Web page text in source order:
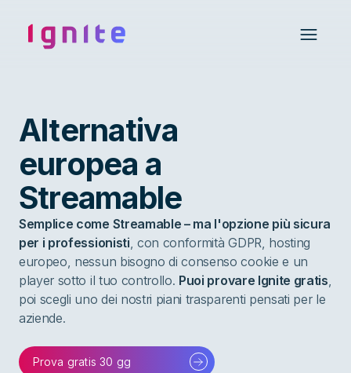
Ignite • Video Experience Cloud
Open
Alternativa
europea a
Streamable
Semplice come Streamable – ma l'opzione più sicura
per i professionisti, con conformità GDPR, hosting
europeo, nessun bisogno di consenso cookie e un
player sotto il tuo controllo. Puoi provare Ignite gratis,
poi scegli uno dei nostri piani trasparenti pensati per le
aziende.
Prova gratis 30 gg